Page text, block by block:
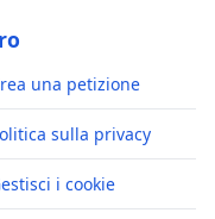
una petizione
sulla privacy
i cookie